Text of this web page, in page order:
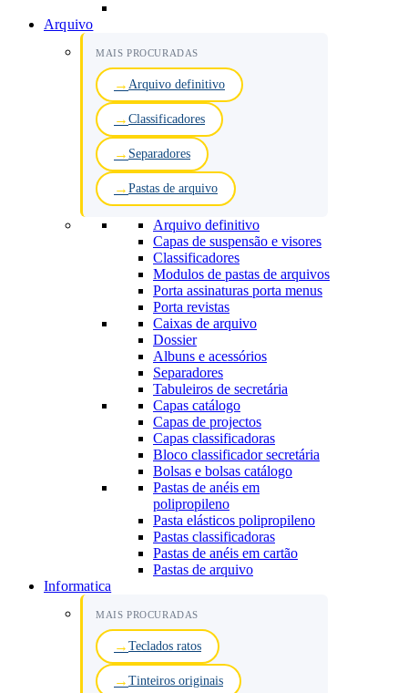
Arquivo
MAIS PROCURADAS
Arquivo definitivo
Classificadores
Separadores
Pastas de arquivo
Arquivo definitivo
Capas de suspensão e visores
Classificadores
Modulos de pastas de arquivos
Porta assinaturas porta menus
Porta revistas
Caixas de arquivo
Dossier
Albuns e acessórios
Separadores
Tabuleiros de secretária
Capas catálogo
Capas de projectos
Capas classificadoras
Bloco classificador secretária
Bolsas e bolsas catálogo
Pastas de anéis em
polipropileno
Pasta elásticos polipropileno
Pastas classificadoras
Pastas de anéis em cartão
Pastas de arquivo
Informatica
MAIS PROCURADAS
Teclados ratos
Tinteiros originais